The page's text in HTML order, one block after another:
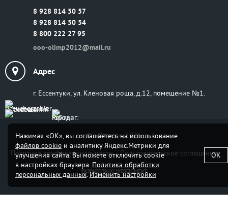
8 928 814 50 57
8 928 814 50 54
8 800 222 27 95
ooo-olimp2012@mail.ru
Адрес
г. Ессентуки, ул. Кленовая роща, д.12, помещение №1.
© «Олимп», 2026
Политика конфиденциальности
Пользовательское соглашение
РАЗРАБОТАНО WEBELEMENT
Нажимая «ОК», вы соглашаетесь на использование
файлов cookie и аналитику Яндекс.Метрики для
улучшения сайта. Вы можете отключить cookie
в настройках браузера. Политика обработки
персональных данных.Изменить настройки
OK